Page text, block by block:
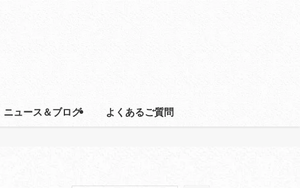
ニュース＆ブログ よくあるご質問